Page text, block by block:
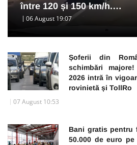
între 120 și 150 km/h.…
06 August 19:07
Șoferii din
schimbări
2026 intră în
rovinietă și TollRo
07 August 10:53
Bani gratis pentru
50.000 de euro